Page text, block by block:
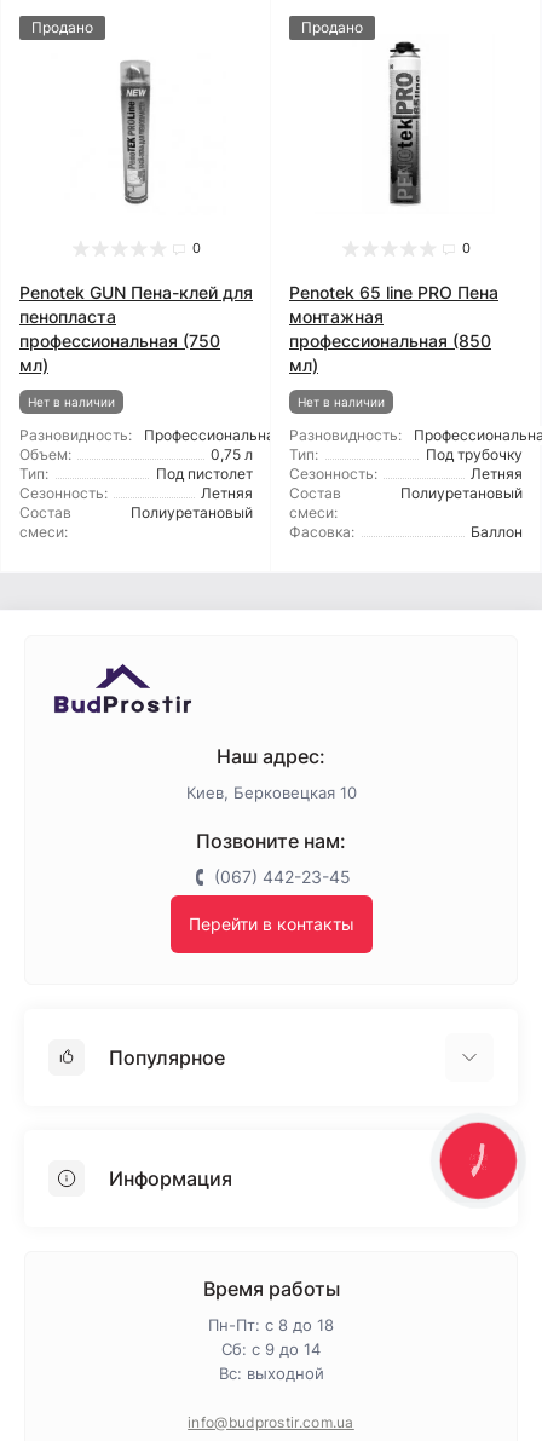
Продано
0
Penotek GUN Пена-клей для
пенопласта
профессиональная (750
мл)
Нет в наличии
Разновидность:
Профессиональная
Объем:
0,75 л
Тип:
Под пистолет
Сезонность:
Летняя
Состав
смеси:
Полиуретановый
Продано
0
Penotek 65 line PRO Пена
монтажная
профессиональная (850
мл)
Нет в наличии
Разновидность:
Тип:
Под трубочку
Сезонность:
Летняя
Состав
смеси:
Полиуретановый
Фасовка: Баллон
Наш адрес:
Киев, Берковецкая 10
Позвоните нам:
(067) 442-23-45
Перейти в контакты
Популярное
ПенопластИнформация
Политика конфиденциальности
Время работы
Пн-Пт: с 8 до 18
Сб: с 9 до 14
Вс: выходной
info@budprostir.com.ua
КНОПКА
ЗВ'ЯЗКУ